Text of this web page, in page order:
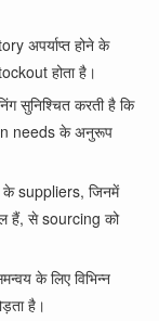
अपर्याप्त होने के
होता है।
सुनिश्चित करती है कि
needs के अनुरूप
के suppliers, जिनमें
हैं, से sourcing को
के लिए विभिन्न
है।